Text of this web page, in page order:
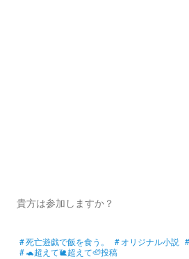
貴方は参加しますか？
#死亡遊戯で飯を食う。 #オリジナル小説 #
#🐢超えて🐌超えて🦥投稿